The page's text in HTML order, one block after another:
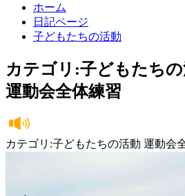
ホーム
日記ページ
子どもたちの活動
カテゴリ:子どもたち
運動会全体練習
カテゴリ:子どもたちの活動 運動会